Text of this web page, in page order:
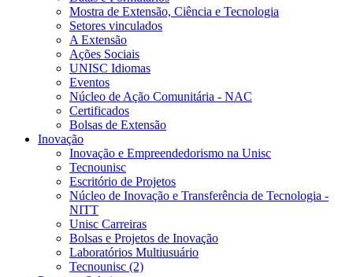
Mostra de Extensão, Ciência e Tecnologia
Setores vinculados
A Extensão
Ações Sociais
UNISC Idiomas
Eventos
Núcleo de Ação Comunitária - NAC
Certificados
Bolsas de Extensão
Inovação
Inovação e Empreendedorismo na Unisc
Tecnounisc
Escritório de Projetos
Núcleo de Inovação e Transferência de Tecnologia -
NITT
Unisc Carreiras
Bolsas e Projetos de Inovação
Laboratórios Multiusuário
Tecnounisc (2)